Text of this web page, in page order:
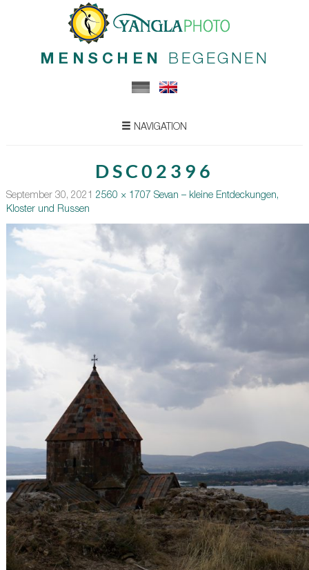
MENSCHEN BEGEGNEN
NAVIGATION
DSC02396
September 30, 2021 2560 × 1707 Sevan – kleine Entdeckungen,
Kloster und Russen